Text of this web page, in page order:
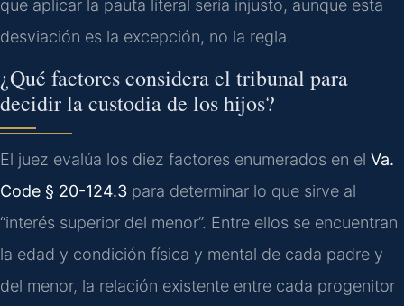
que aplicar la pauta literal sería injusto, aunque esta
desviación es la excepción, no la regla.
¿Qué factores considera el tribunal para
decidir la custodia de los hijos?
El juez evalúa los diez factores enumerados en el Va.
Code § 20-124.3 para determinar lo que sirve al
“interés superior del menor”. Entre ellos se encuentran
la edad y condición física y mental de cada padre y
del menor, la relación existente entre cada progenitor